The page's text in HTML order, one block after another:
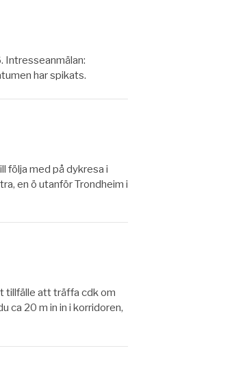
Intresseanmälan:
har spikats.
följa med på dykresa i
en ö utanför Trondheim i
tillfälle att träffa cdk om
ca 20 m in in i korridoren,